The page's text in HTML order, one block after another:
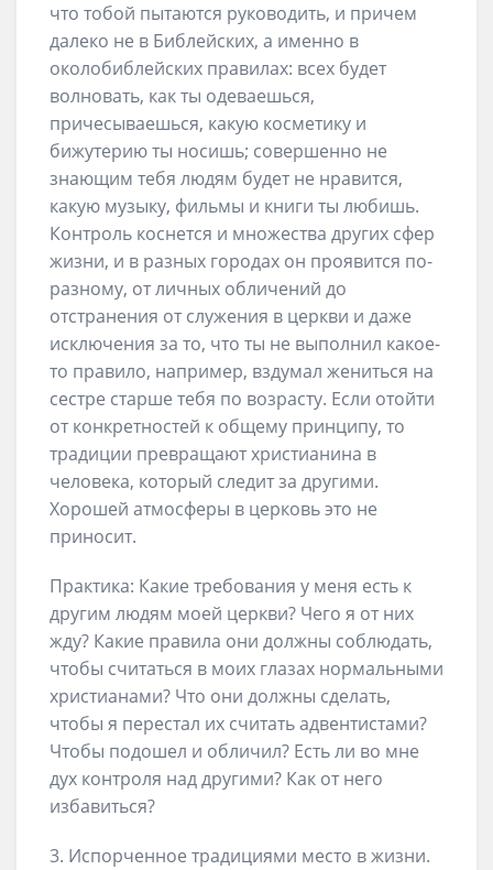
что тобой пытаются руководить, и причем
далеко не в Библейских, а именно в
околобиблейских правилах: всех будет
волновать, как ты одеваешься,
причесываешься, какую косметику и
бижутерию ты носишь; совершенно не
знающим тебя людям будет не нравится,
какую музыку, фильмы и книги ты любишь.
Контроль коснется и множества других сфер
жизни, и в разных городах он проявится по-
разному, от личных обличений до
отстранения от служения в церкви и даже
исключения за то, что ты не выполнил какое-
то правило, например, вздумал жениться на
сестре старше тебя по возрасту. Если отойти
от конкретностей к общему принципу, то
традиции превращают христианина в
человека, который следит за другими.
Хорошей атмосферы в церковь это не
приносит.
Практика: Какие требования у меня есть к
другим людям моей церкви? Чего я от них
жду? Какие правила они должны соблюдать,
чтобы считаться в моих глазах нормальными
христианами? Что они должны сделать,
чтобы я перестал их считать адвентистами?
Чтобы подошел и обличил? Есть ли во мне
дух контроля над другими? Как от него
избавиться?
3. Испорченное традициями место в жизни.